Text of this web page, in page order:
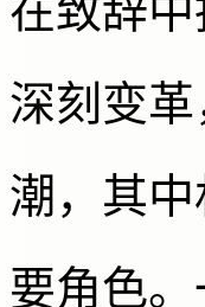
深刻变
潮，其
要角色